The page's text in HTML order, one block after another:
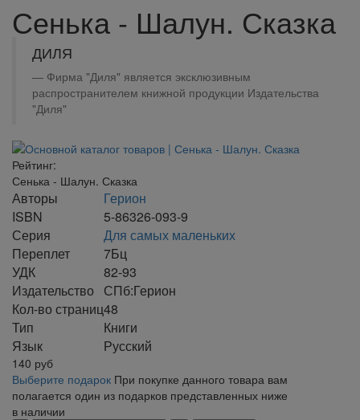
Сенька - Шалун. Сказка
ДИЛЯ
Фирма "Диля" является эксклюзивным
распространителем книжной продукции Издательства
"Диля"
Рейтинг:
Сенька - Шалун. Сказка
Авторы
Герион
ISBN
5-86326-093-9
Серия
Для самых маленьких
Переплет
7Бц
УДК
82-93
Издательство
СПб:Герион
Кол-во страниц48
Тип
Книги
Язык
Русский
140 руб
Выберите подарок При покупке данного товара вам
полагается один из подарков представленных ниже
в наличии